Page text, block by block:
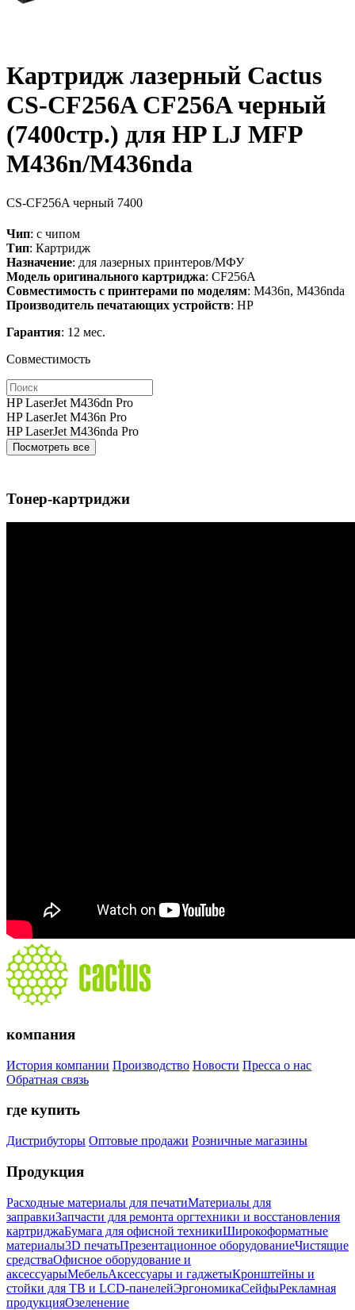
Картридж лазерный Cactus
CS-CF256A CF256A черный
(7400стр.) для HP LJ MFP
M436n/M436nda
CS-CF256A черный 7400
Чип: с чипом
Тип: Картридж
Назначение: для лазерных принтеров/МФУ
Модель оригинального картриджа: CF256A
Совместимость с принтерами по моделям: M436n, M436nda
Производитель печатающих устройств: HP
Гарантия: 12 мес.
Совместимость
HP LaserJet M436dn Pro
HP LaserJet M436n Pro
HP LaserJet M436nda Pro
Посмотреть все
Тонер-картриджи
компания
История компании Производство Новости Пресса о нас
Обратная связь
где купить
Дистрибуторы Оптовые продажи Розничные магазины
Продукция
Расходные материалы для печатиМатериалы для
заправкиЗапчасти для ремонта оргтехники и восстановления
картриджаБумага для офисной техникиШирокоформатные
материалы3D печатьПрезентационное оборудованиеЧистящие
средстваОфисное оборудование и
аксессуарыМебельАксессуары и гаджетыКронштейны и
стойки для ТВ и LCD-панелейЭргономикаСейфыРекламная
продукцияОзеленение